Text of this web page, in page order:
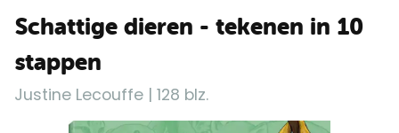
Schattige dieren - tekenen in 10
stappen
Justine Lecouffe | 128 blz.